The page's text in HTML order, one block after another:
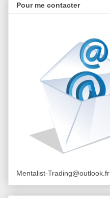
Pour me contacter
Mentalist-Trading@outlook.fr